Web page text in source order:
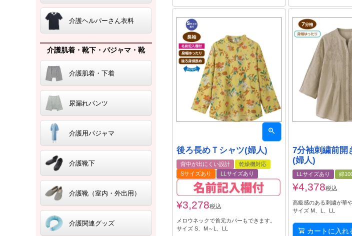
介護ヘルパーさん衣料
介護肌着・靴下・パジャマ・靴
介護肌着・下着
尿漏れパンツ
介護用パジャマ
介護靴下
介護靴（室内・外出用）
介護関連グッズ
後ろ長めＴシャツ(婦人)
背中が出にくい設計
乾燥機対応
Sサイズあり
LLサイズあり
¥3,278税込
メロウネックで首元カバーもできます。
サイズ S、M～L、LL
7分袖刺繍前開
(婦人)
LLサイズあり 綿
¥4,378税込
高級感のある刺繍が華や
サイズ M、L、LL
カートに入れ